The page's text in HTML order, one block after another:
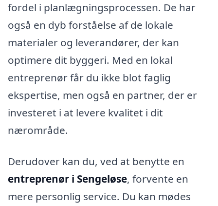
fordel i planlægningsprocessen. De har
også en dyb forståelse af de lokale
materialer og leverandører, der kan
optimere dit byggeri. Med en lokal
entreprenør får du ikke blot faglig
ekspertise, men også en partner, der er
investeret i at levere kvalitet i dit
nærområde.
Derudover kan du, ved at benytte en
entreprenør i Sengeløse, forvente en
mere personlig service. Du kan mødes